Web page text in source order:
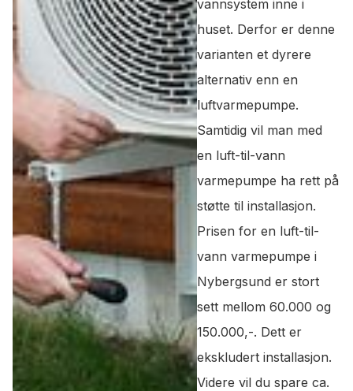
vannsystem inne i
huset. Derfor er denne
varianten et dyrere
alternativ enn en
luftvarmepumpe.
Samtidig vil man med
en luft-til-vann
varmepumpe ha rett på
støtte til installasjon.
Prisen for en luft-til-
vann varmepumpe i
Nybergsund er stort
sett mellom 60.000 og
150.000,-. Dett er
ekskludert installasjon.
Videre vil du spare ca.